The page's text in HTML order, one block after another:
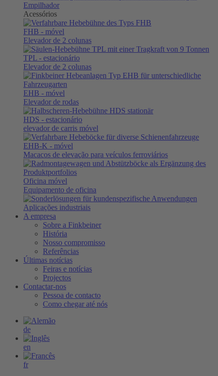
Empilhador
Acessórios
FHB - móvel
Elevador de 2 colunas
TPL - estacionário
Elevador de 2 colunas
EHB - móvel
Elevador de rodas
HDS - estacionário
elevador de carris móvel
EHB-K - móvel
Macacos de elevação para veículos ferroviários
Oficina móvel
Equipamento de oficina
Aplicações industriais
A empresa
Sobre a Finkbeiner
História
Nosso compromisso
Referências
Últimas notícias
Feiras e notícias
Projectos
Contactar-nos
Pessoa de contacto
Como chegar até nós
de
en
fr